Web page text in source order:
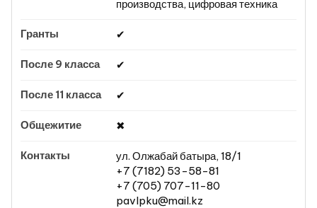
производства, цифровая техника
✔
✔
✔
✖
ул. Олжабай батыра, 18/1
+7 (7182) 53-58-81
+7 (705) 707-11-80
pavlpku@mail.kz